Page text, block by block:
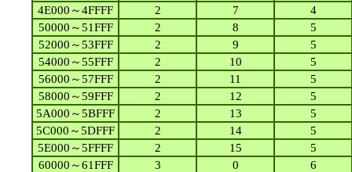
4E000～4FFFF
2 7
4
50000～51FFF
2 8
5
52000～53FFF
2 9
5
54000～55FFF
2 10
5
56000～57FFF
2 11
5
58000～59FFF
2 12
5
5A000～5BFFF
2 13
5
5C000～5DFFF
2 14
5
5E000～5FFFF
2 15
5
60000～61FFF
3 0
6